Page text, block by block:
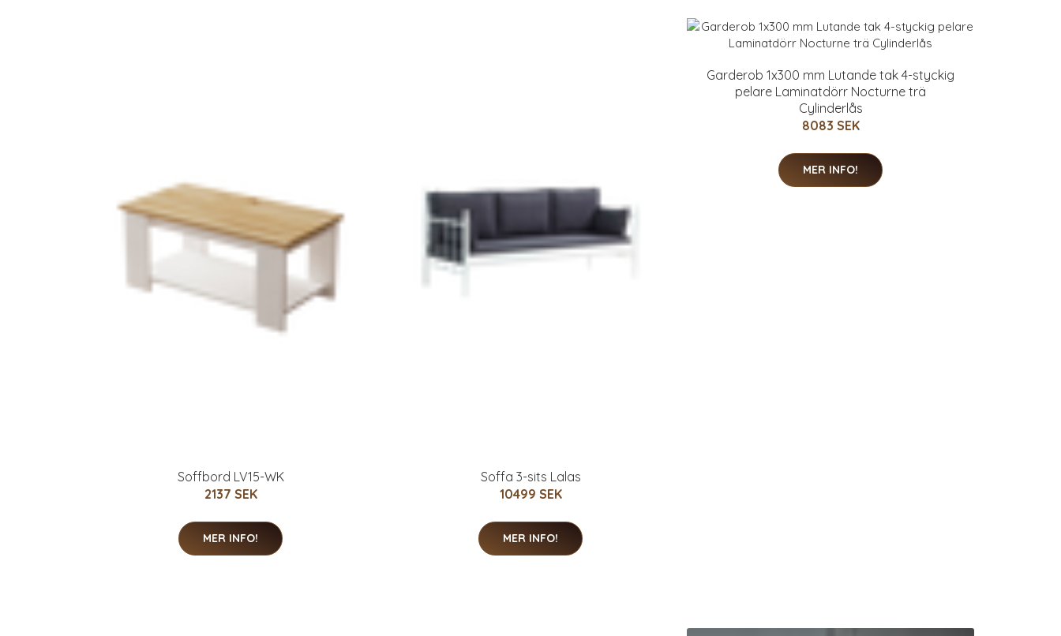
Soffbord LV15-WK
2137 SEK
MER INFO!
Soffa 3-sits Lalas
10499 SEK
MER INFO!
Garderob 1x300 mm Lutande tak 4-styckig
pelare Laminatdörr Nocturne trä
Cylinderlås
8083 SEK
MER INFO!